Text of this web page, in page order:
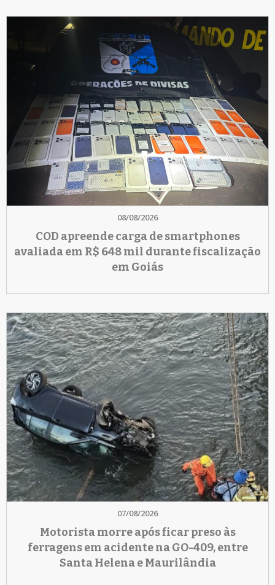
08/08/2026
COD apreende carga de smartphones
avaliada em R$ 648 mil durante fiscalização
em Goiás
07/08/2026
Motorista morre após ficar preso às
ferragens em acidente na GO-409, entre
Santa Helena e Maurilândia